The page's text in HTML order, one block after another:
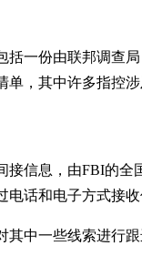
括一份由联邦调查
单，其中许多指控
接信息，由FBI的全
电话和电子方式接收
其中一些线索进行